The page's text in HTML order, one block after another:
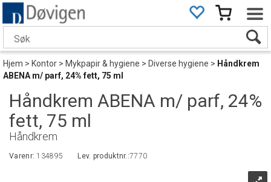
Hjem>Kontor>Mykpapir & hygiene>Diverse hygiene> Håndkrem
ABENA m/ parf, 24% fett, 75 ml
Håndkrem ABENA m/ parf, 24%
fett, 75 ml
Håndkrem
Varenr:134895 Lev. produktnr.:7770